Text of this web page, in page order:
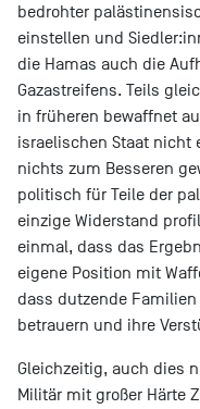
bedrohter
einstellen und
die Hamas auch die
Gazastreifens. Teils
in früheren bewaffnet
israelischen Staat nicht
nichts zum Besseren
politisch für Teile der
einzige Widerstand
einmal, dass das
eigene Position mit
dass dutzende
betrauern und ihre
Gleichzeitig, auch dies
Militär mit großer Härte